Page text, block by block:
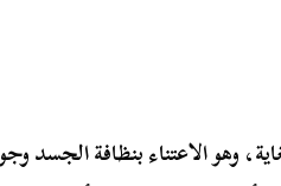
وهو الاعتناء بنظافة الجسد